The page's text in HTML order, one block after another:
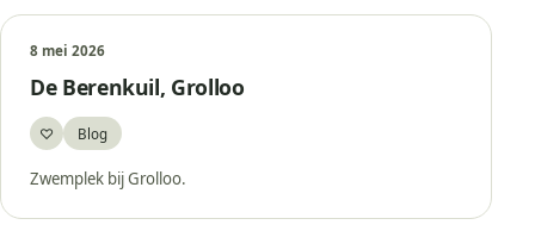
8 mei 2026
De Berenkuil, Grolloo
♡Bewaar
Blog
Zwemplek bij Grolloo.